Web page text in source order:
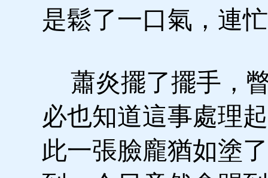
是鬆了一口氣，連
蕭炎擺了擺手，
必也知道這事處理
此一張臉龐猶如塗